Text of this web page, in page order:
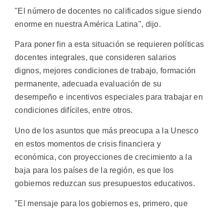
"El número de docentes no calificados sigue siendo
enorme en nuestra América Latina", dijo.
Para poner fin a esta situación se requieren políticas
docentes integrales, que consideren salarios
dignos, mejores condiciones de trabajo, formación
permanente, adecuada evaluación de su
desempeño e incentivos especiales para trabajar en
condiciones difíciles, entre otros.
Uno de los asuntos que más preocupa a la Unesco
en estos momentos de crisis financiera y
económica, con proyecciones de crecimiento a la
baja para los países de la región, es que los
gobiernos reduzcan sus presupuestos educativos.
"El mensaje para los gobiernos es, primero, que